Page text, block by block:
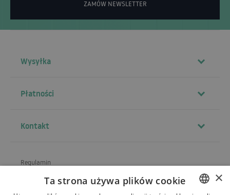
ZAMÓW NEWSLETTER
Wysyłka
Płatności
Kontakt
Regulamin
×
Ta strona używa plików cookie